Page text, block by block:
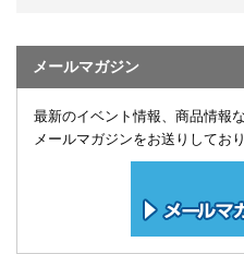
メールマガジン
最新のイベント情報、商品情報
メールマガジンをお送りしており